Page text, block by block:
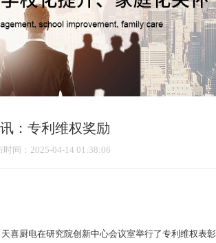
：专利维权奖励
时间 ：2025-04-14 01:38:06
厨电在研究院创新中心会议室举行了专利维权表